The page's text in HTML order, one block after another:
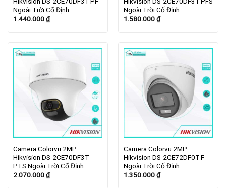
Ngoài Trời Cố Định
1.440.000₫
Ngoài Trời Cố Định
1.580.000₫
Camera Colorvu 2MP
Hikvision DS-2CE70DF3T-
PTS Ngoài Trời Cố Định
2.070.000₫
Camera Colorvu 2MP
Hikvision DS-2CE72DF0T-F
Ngoài Trời Cố Định
1.350.000₫